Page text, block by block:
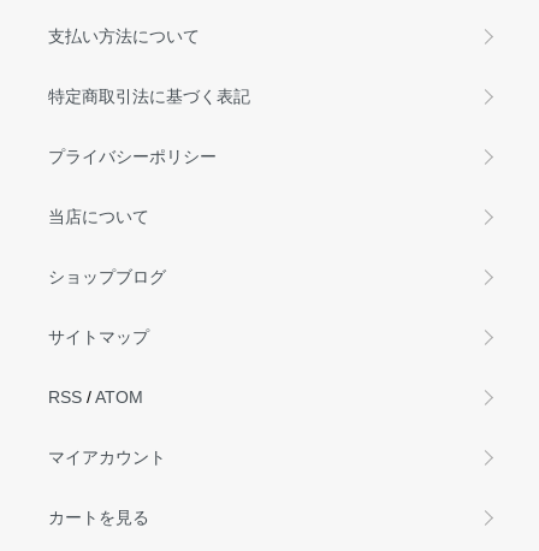
支払い方法について
特定商取引法に基づく表記
プライバシーポリシー
当店について
ショップブログ
サイトマップ
RSS /ATOM
マイアカウント
カートを見る